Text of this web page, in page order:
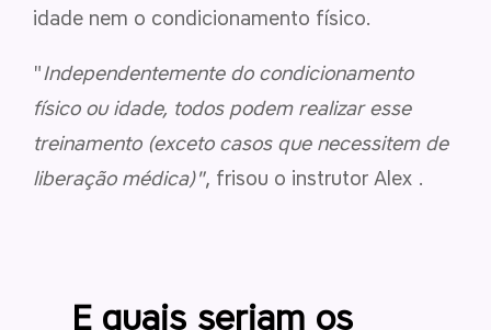
idade nem o condicionamento físico.
"Independentemente do condicionamento
físico ou idade, todos podem realizar esse
treinamento (exceto casos que necessitem de
liberação médica)", frisou o instrutor Alex .
E quais seriam os